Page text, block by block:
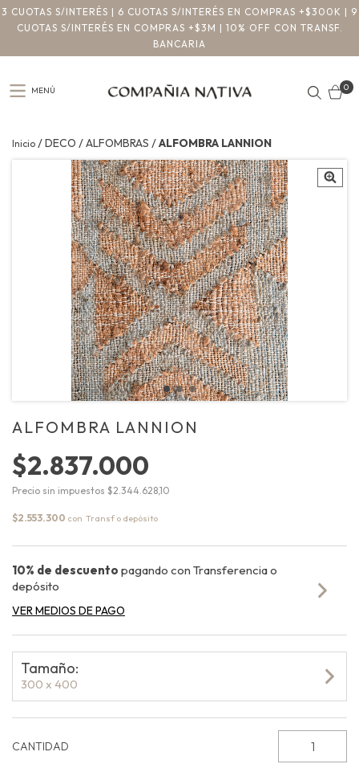
3 CUOTAS S/INTERÉS | 6 CUOTAS S/INTERÉS EN COMPRAS +$300K | 9
CUOTAS S/INTERÉS EN COMPRAS +$3M | 10% OFF CON TRANSF.
BANCARIA
MENÚ 0
Inicio /DECO /ALFOMBRAS /ALFOMBRA LANNION
ALFOMBRA LANNION
$2.837.000
Precio sin impuestos $2.344.628,10
$2.553.300 con
10% de descuento pagando con Transferencia o
depósito
VER MEDIOS DE PAGO
Tamaño:
300 x 400
CANTIDAD